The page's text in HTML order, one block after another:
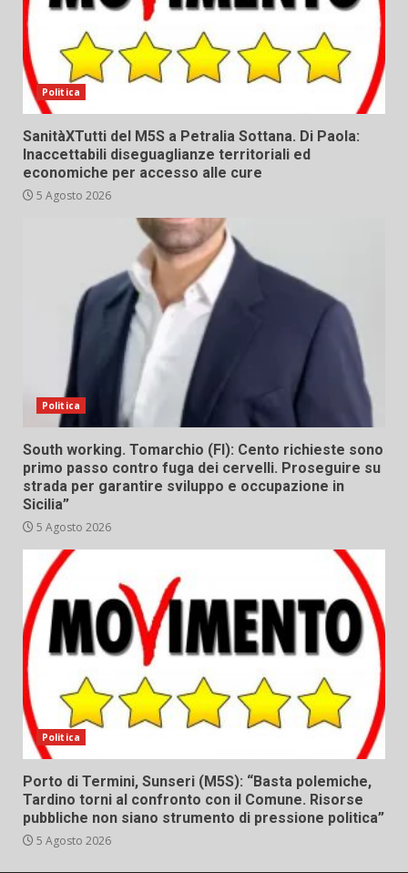
Politica
SanitàXTutti del M5S a Petralia Sottana. Di Paola:
Inaccettabili diseguaglianze territoriali ed
economiche per accesso alle cure
5 Agosto 2026
Politica
South working. Tomarchio (FI): Cento richieste sono
primo passo contro fuga dei cervelli. Proseguire su
strada per garantire sviluppo e occupazione in
Sicilia”
5 Agosto 2026
Politica
Porto di Termini, Sunseri (M5S): “Basta polemiche,
Tardino torni al confronto con il Comune. Risorse
pubbliche non siano strumento di pressione politica”
5 Agosto 2026